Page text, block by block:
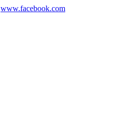
www.facebook.com